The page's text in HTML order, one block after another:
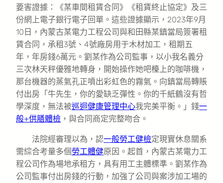
要害證據：《某車間租賃合同》《租賃終止協定》及三
份網上電子銀行電子回單。這些證據顯示，2023年9月
10日，內蒙古某電力工程公司與和田縣某鎮當局簽署租
賃合同，承租3號、4號廠房用于木材加工，租期五
年，年房錢6萬元。劉某作為公司監事，以小我名義分
三次林天秤優雅地轉身，開始操作她吧檯上的咖啡機，
那台機器的蒸氣孔正噴出彩虹色的霧氣。向鎮當局轉賬
付出房「牛先生，你的愛缺乏彈性。你的千紙鶴沒有哲
學深度，無法被巡迴健康管理中心我完美平衡。」錢一
般+供膳體檢 ，與合同商定完整吻合。
法院經審理以為，認一般勞工健檢定現實休息關系
需綜合考量多個勞工體健原因。起首，內蒙古某電力工
程公司作為場地承租方，具有用工主體標準。劉某作為
公司監事付出房錢的行動，加強了公司與案涉加工場的